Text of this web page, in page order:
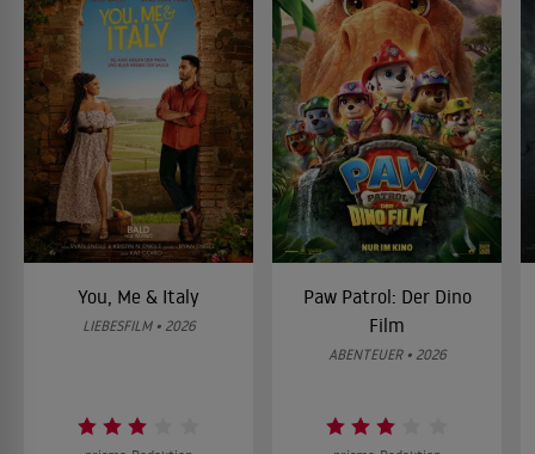
You, Me & Italy
LIEBESFILM • 2026
Paw Patrol: Der Dino
Film
ABENTEUER • 2026